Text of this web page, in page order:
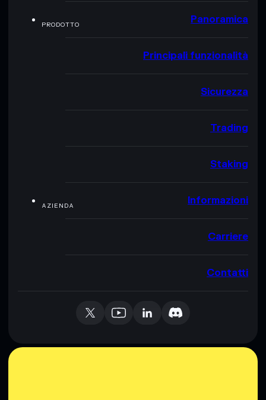
PRODOTTO Panoramica
Principali funzionalità
Sicurezza
Trading
Staking
AZIENDA Informazioni
Carriere
Contatti